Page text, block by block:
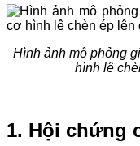
Hình ảnh mô phỏng
hình lê
1. Hội chứng